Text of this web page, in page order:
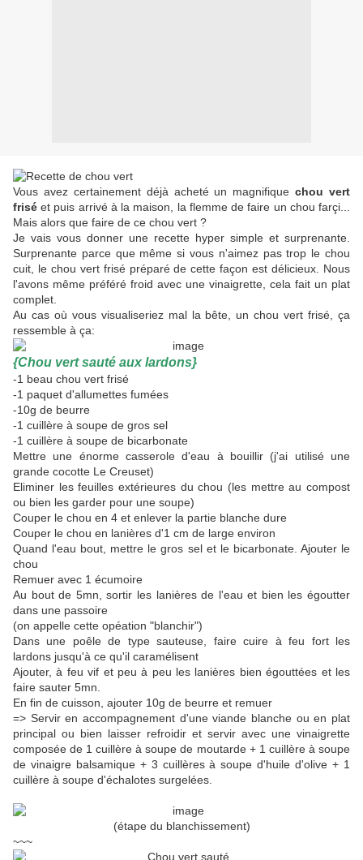
Vous avez certainement déjà acheté un magnifiquechou vert
frisé et puis arrivé à la maison, la flemme de faire un chou farçi...
Mais alors que faire de ce chou vert ?
Je vais vous donner une recette hyper simple et surprenante.
Surprenante parce que même si vous n'aimez pas trop le chou
cuit, le chou vert frisé préparé de cette façon est délicieux. Nous
l'avons même préféré froid avec une vinaigrette, cela fait un plat
complet.
Au cas où vous visualiseriez mal la bête, un chou vert frisé, ça
ressemble à ça:
{Chou vert sauté aux lardons}
-1 beau chou vert frisé
-1 paquet d'allumettes fumées
-10g de beurre
-1 cuillère à soupe de gros sel
-1 cuillère à soupe de bicarbonate
Mettre une énorme casserole d'eau à bouillir (j'ai utilisé une
grande cocotte Le Creuset)
Eliminer les feuilles extérieures du chou (les mettre au compost
ou bien les garder pour une soupe)
Couper le chou en 4 et enlever la partie blanche dure
Couper le chou en lanières d'1 cm de large environ
Quand l'eau bout, mettre le gros sel et le bicarbonate. Ajouter le
chou
Remuer avec 1 écumoire
Au bout de 5mn, sortir les lanières de l'eau et bien les égoutter
dans une passoire
(on appelle cette opéation "blanchir")
Dans une poêle de type sauteuse, faire cuire à feu fort les
lardons jusqu'à ce qu'il caramélisent
Ajouter, à feu vif et peu à peu les lanières bien égouttées et les
faire sauter 5mn.
En fin de cuisson, ajouter 10g de beurre et remuer
=> Servir en accompagnement d'une viande blanche ou en plat
principal ou bien laisser refroidir et servir avec une vinaigrette
composée de 1 cuillère à soupe de moutarde + 1 cuillère à soupe
de vinaigre balsamique + 3 cuillères à soupe d'huile d'olive + 1
cuillère à soupe d'échalotes surgelées.
(étape du blanchissement)
~~~